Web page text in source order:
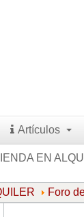
Artículos
EN
Foro